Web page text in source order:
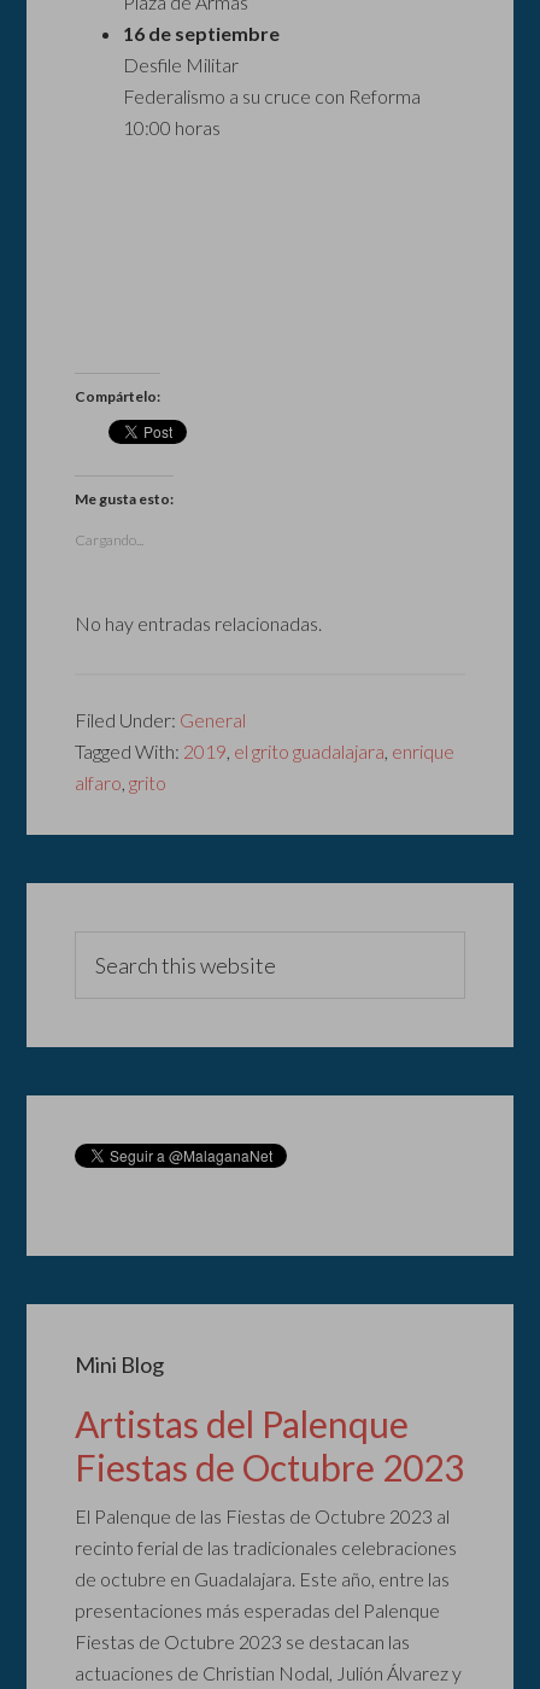
16 de septiembre
Desfile Militar
Federalismo a su cruce con Reforma
10:00 horas
Compártelo:
Me gusta esto:
Cargando...
No hay entradas relacionadas.
Filed Under: General
Tagged With: 2019, el grito guadalajara, enrique
alfaro,grito
Mini Blog
Artistas del Palenque
Fiestas de Octubre 2023
El Palenque de las Fiestas de Octubre 2023 al
recinto ferial de las tradicionales celebraciones
de octubre en Guadalajara. Este año, entre las
presentaciones más esperadas del Palenque
Fiestas de Octubre 2023 se destacan las
actuaciones de Christian Nodal, Julión Álvarez y